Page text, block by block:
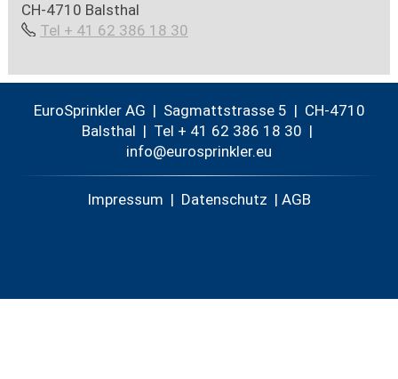
CH-4710 Balsthal
Tel + 41 62 386 18 30
EuroSprinkler AG | Sagmattstrasse 5 | CH-4710
Balsthal | Tel + 41 62 386 18 30 |
nf
r spr nkl r
Impressum | Datenschutz | AGB